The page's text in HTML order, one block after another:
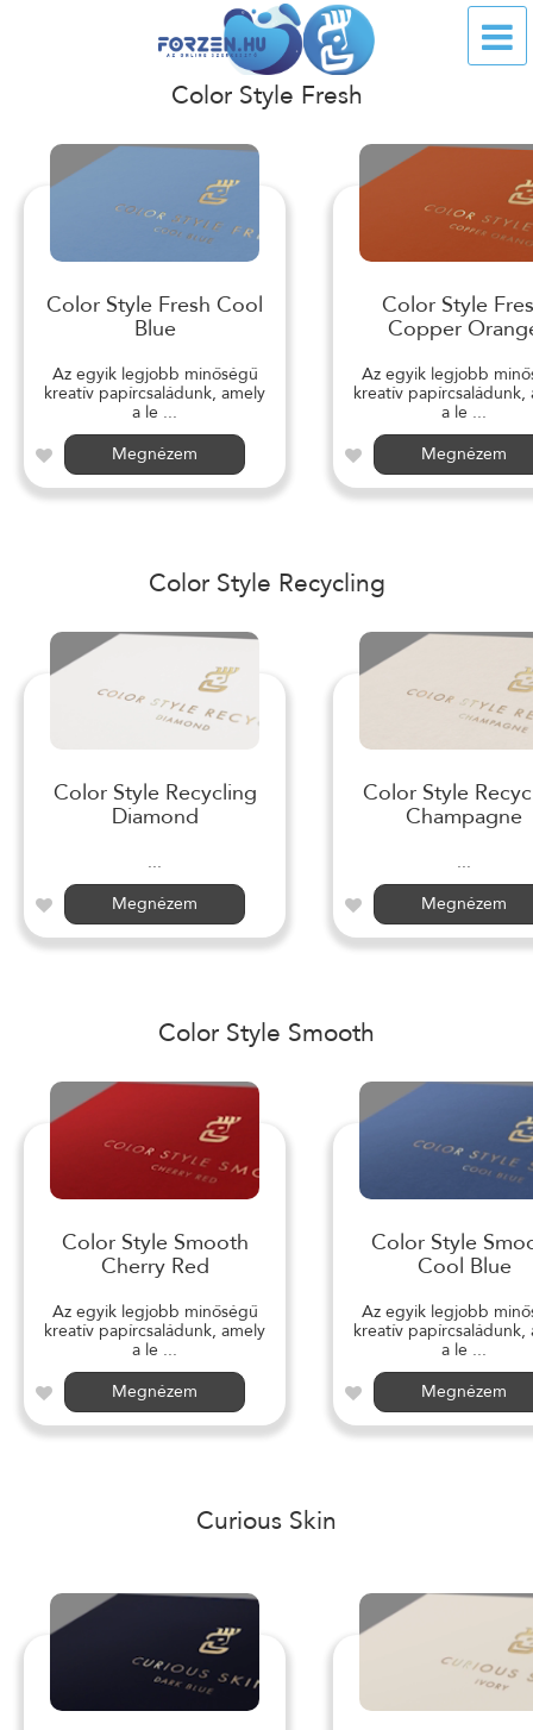
Color Style Fresh
Color Style Fresh Cool
Blue
Az egyik legjobb minőségű
kreatív papírcsaládunk, amely
a le ...
Megnézem
Color Style
Copper
Az egyik legjobb
kreatív papírcsaládunk,
a le ...
Megnézem
Color Style Recycling
Color Style Recycling
Diamond
...
Megnézem
Color Style
Champagne
...
Megnézem
Color Style Smooth
Color Style Smooth
Cherry Red
Az egyik legjobb minőségű
kreatív papírcsaládunk, amely
a le ...
Megnézem
Color Style
Cool Blue
Az egyik legjobb
kreatív papírcsaládunk,
a le ...
Megnézem
Curious Skin